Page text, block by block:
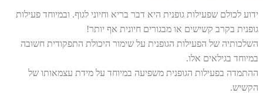
ידוע לכולם שפעילות גופנית היא דבר בריא וחיוני לגוף. ובמיוחד פעילות
גופנית בקרב קשישים או מבגורים חיונית אף יותר!
השלכותיה של הפעילות הגופנית על שימור היכולת התפקודית חשובה
במיוחד בגילאים אלו.
ההתמדה בפעילות הגופנית משפיעה במיוחד על מידת עצמאותו של
הקשיש.